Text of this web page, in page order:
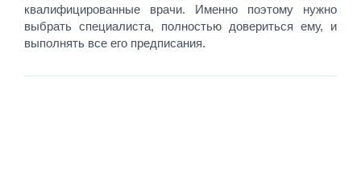
квалифицированные врачи. Именно поэтому нужно
выбрать специалиста, полностью довериться ему, и
выполнять все его предписания.